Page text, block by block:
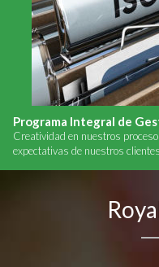
Programa Integral de
Creatividad en nuestros
expectativas de nuestros